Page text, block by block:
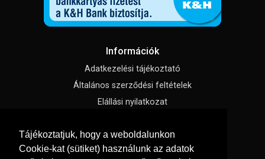
Tájékoztatjuk, hogy a weboldalunkon
Cookie-kat (sütiket) használunk az adatok
Információk
Adatkezelési tájékoztató
Általános szerződési feltételek
Elállási nyilatkozat
Süti beállítások